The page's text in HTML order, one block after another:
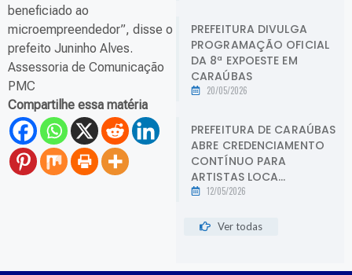
beneficiado ao
microempreendedor”, disse o
prefeito Juninho Alves.
Assessoria de Comunicação
PMC
Compartilhe essa matéria
PREFEITURA DIVULGA
PROGRAMAÇÃO OFICIAL
DA 8ª EXPOESTE EM
CARAÚBAS
20/05/2026
PREFEITURA DE CARAÚBAS
ABRE CREDENCIAMENTO
CONTÍNUO PARA
ARTISTAS LOCA...
12/05/2026
Ver todas